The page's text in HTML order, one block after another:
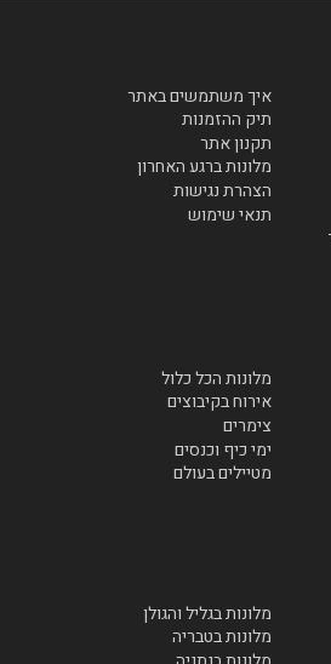
איך משתמשים באתר
תיק ההזמנות
תקנון אתר
מלונות ברגע האחרון
הצהרת נגישות
תנאי שימוש
מלונות הכל כלול
אירוח בקיבוצים
צימרים
ימי כיף וכנסים
מטיילים בעולם
מלונות בגליל והגולן
מלונות בטבריה